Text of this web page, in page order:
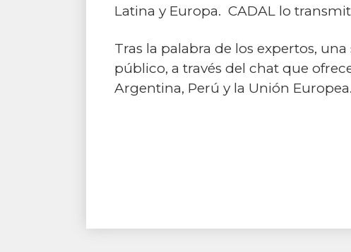
Latina y Europa. CADAL lo
Tras la palabra de los expertos,
público, a través del chat que
Argentina, Perú y la Unión Europea.